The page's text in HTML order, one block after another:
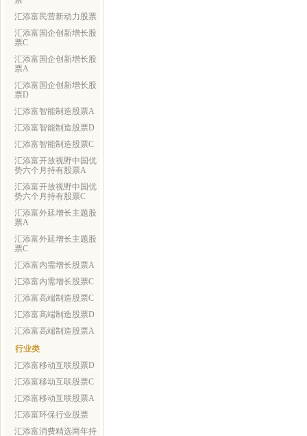
汇添富民营新动力股票
汇添富国企创新增长股
票C
汇添富国企创新增长股
票A
汇添富国企创新增长股
票D
汇添富智能制造股票A
汇添富智能制造股票D
汇添富智能制造股票C
汇添富开放视野中国优
势六个月持有股票A
汇添富开放视野中国优
势六个月持有股票C
汇添富外延增长主题股
票A
汇添富外延增长主题股
票C
汇添富内需增长股票A
汇添富内需增长股票C
汇添富高端制造股票C
汇添富高端制造股票D
汇添富高端制造股票A
行业类
汇添富移动互联股票D
汇添富移动互联股票C
汇添富移动互联股票A
汇添富环保行业股票
汇添富消费精选两年持